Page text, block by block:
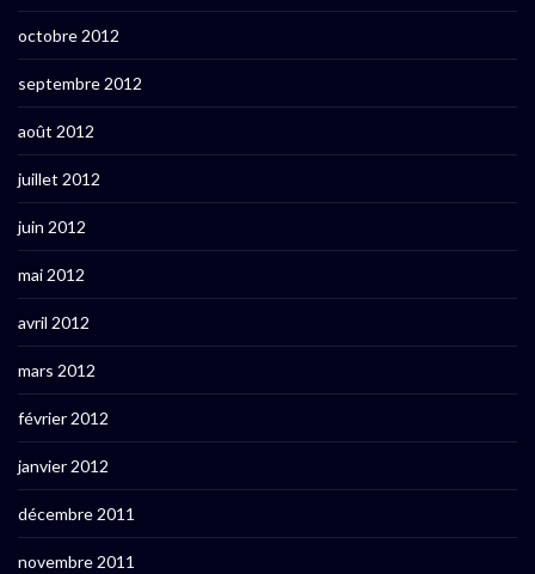
octobre 2012
septembre 2012
août 2012
juillet 2012
juin 2012
mai 2012
avril 2012
mars 2012
février 2012
janvier 2012
décembre 2011
novembre 2011